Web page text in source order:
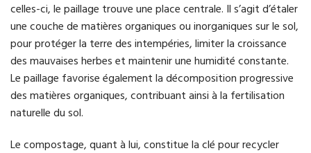
celles-ci, le paillage trouve une place centrale. Il s’agit d’étaler
une couche de matières organiques ou inorganiques sur le sol,
pour protéger la terre des intempéries, limiter la croissance
des mauvaises herbes et maintenir une humidité constante.
Le paillage favorise également la décomposition progressive
des matières organiques, contribuant ainsi à la fertilisation
naturelle du sol.
Le compostage, quant à lui, constitue la clé pour recycler